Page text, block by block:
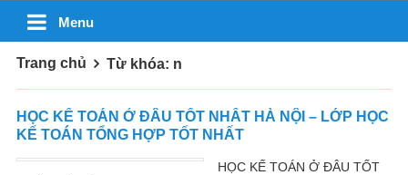
Menu
Trang chủ Từ khóa: n
HỌC KẾ TOÁN Ở ĐÂU TỐT NHẤT HÀ NỘI – LỚP HỌC
KẾ TOÁN TỔNG HỢP TỐT NHẤT
HỌC KẾ TOÁN Ở ĐÂU TỐT